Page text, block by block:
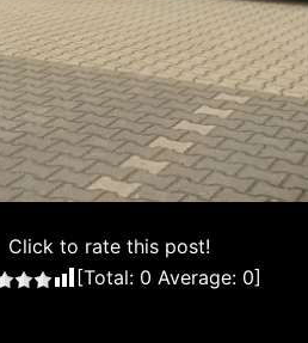
Click to rate this post!
[Total: 0 Average: 0]